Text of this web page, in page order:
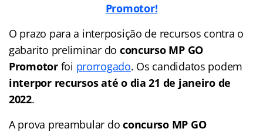
Promotor!
O prazo para a interposição de recursos contra o
gabarito preliminar do concurso MP GO
Promotorfoi prorrogado. Os candidatos podem
interpor recursos até o dia 21 de janeiro de
2022.
A prova preambular doconcurso MP GO